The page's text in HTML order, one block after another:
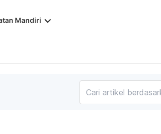
Mandiri keyboard_arrow_down